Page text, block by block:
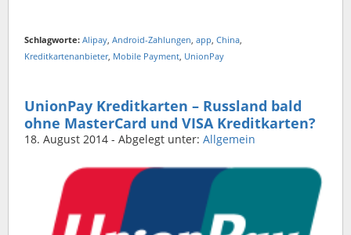
Schlagworte: Alipay Android-Zahlungen app China
Kreditkartenanbieter, Mobile Payment UnionPay
UnionPay Kreditkarten – Russland bald
ohne MasterCard und VISA Kreditkarten?
18. August 2014 - Abgelegt unter: Allgemein